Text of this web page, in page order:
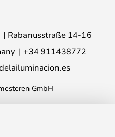
Rabanusstraße 14-16
+34 911438772
GmbH